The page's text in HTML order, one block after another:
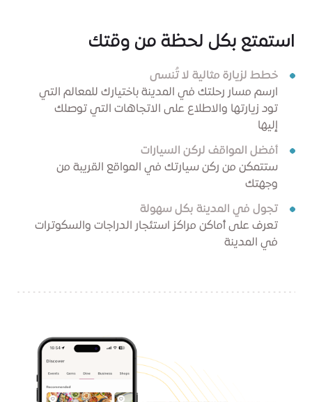
استمتع بكل لحظة من وقتك
خطط لزيارة مثالية لا تُنسى
ارسم مسار رحلتك في المدينة باختيارك للمعالم التي
تود زيارتها والاطلاع على الاتجاهات التي توصلك
إليها
أفضل المواقف لركن السيارات
ستتمكن من ركن سيارتك في المواقع القريبة من
وجهتك
تجول في المدينة بكل سهولة
تعرف على أماكن مراكز استئجار الدراجات والسكوترات
في المدينة